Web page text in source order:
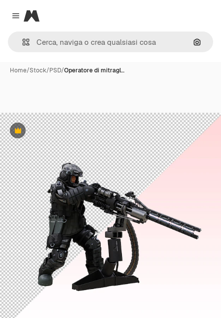
Close menu
Magnific
Cerca
Home/Stock/PSD/Operatore di mitragl…
Premium